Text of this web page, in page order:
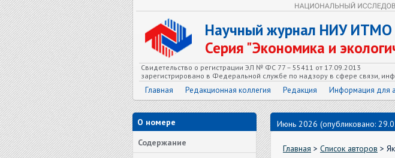
Научный журнал НИУ ИТМО
Серия "Экономика и
Свидетельство о регистрации ЭЛ № ФС 77 – 55411 от 17.09.2013
зарегистрировано в Федеральной службе по надзору в сфере связи,
Главная Редакционная коллегия Редакция Информация для
О номере
Содержание
Июнь 2026 (опубликовано:
Главная > Список авторов >